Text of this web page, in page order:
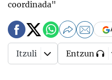
coordinada"
Itzuli Entzun